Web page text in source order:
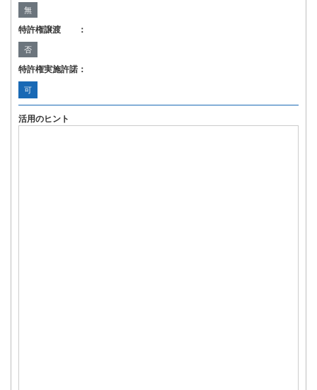
無
特許権譲渡 ：
否
特許権実施許諾：
可
活用のヒント